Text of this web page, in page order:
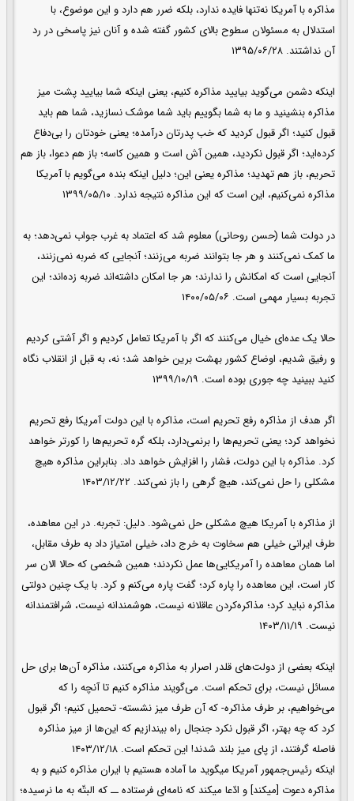
مذاکره با آمریکا نه‌تنها فایده ندارد، بلکه ضرر هم دارد و این موضوع، با
استدلال به مسئولان سطوح بالای کشور گفته شده و آنان نیز پاسخی در رد
آن نداشتند. ۱۳۹۵/۰۶/۲۸
اینکه دشمن می‌گوید بیایید مذاکره کنیم، یعنی اینکه شما بیایید پشت میز
مذاکره بنشینید و ما به شما بگوییم باید شما موشک نسازید، شما هم باید
قبول کنید؛ اگر قبول کردید که خب پدرتان درآمده؛ یعنی خودتان را بی‌دفاع
کرده‌اید؛ اگر قبول نکردید، همین آش است و همین کاسه؛ باز هم دعوا، باز هم
تحریم، باز هم تهدید؛ مذاکره یعنی این؛ دلیل اینکه بنده می‌گویم با آمریکا
مذاکره نمی‌کنیم، این است که این مذاکره نتیجه ندارد. ۱۳۹۹/۰۵/۱۰
در دولت شما (حسن روحانی) معلوم شد که اعتماد به غرب جواب نمی‌دهد؛ به
ما کمک نمی‌کنند و هر جا بتوانند ضربه می‌زنند؛ آنجایی که ضربه نمی‌زنند،
آنجایی است که امکانش را ندارند؛ هر جا امکان داشته‌اند ضربه زده‌اند؛ این
تجربه‌ بسیار مهمی است. ۱۴۰۰/۰۵/۰۶
حالا یک عده‌ای خیال می‌کنند که اگر با آمریکا تعامل کردیم و اگر آشتی کردیم
و رفیق شدیم، اوضاع کشور بهشت برین خواهد شد؛ نه، به قبل از انقلاب نگاه
کنید ببینید چه جوری بوده است. ۱۳۹۹/۱۰/۱۹
اگر هدف از مذاکره رفع تحریم است، مذاکره‌ با این دولت آمریکا رفع تحریم
نخواهد کرد؛ یعنی تحریم‌ها را برنمی‌دارد، بلکه گره تحریم‌ها را کورتر خواهد
کرد. مذاکره‌ با این دولت، فشار را افزایش خواهد داد. بنابراین مذاکره هیچ
مشکلی را حل نمی‌کند، هیچ گرهی را باز نمی‌کند. ۱۴۰۳/۱۲/۲۲
از مذاکره‌ با آمریکا هیچ مشکلی حل نمی‌شود. دلیل: تجربه. در این معاهده،
طرف ایرانی خیلی هم سخاوت به خرج داد، خیلی امتیاز داد به طرف مقابل،
اما همان معاهده را آمریکایی‌ها عمل نکردند؛ همین شخصی که حالا الان سر
کار است، این معاهده را پاره کرد؛ گفت پاره می‌کنم و کرد. با یک چنین دولتی
مذاکره نباید کرد؛ مذاکره‌کردن عاقلانه نیست، هوشمندانه نیست، شرافتمندانه
نیست. ۱۴۰۳/۱۱/۱۹
اینکه بعضی از دولت‌های قلدر اصرار به مذاکره می‌کنند، مذاکره‌ آن‌ها برای حل
مسائل نیست، برای تحکم است. می‌گویند مذاکره کنیم تا آنچه را که
می‌خواهیم، بر طرف مذاکره- که آن طرف میز نشسته- تحمیل کنیم؛ اگر قبول
کرد که چه بهتر، اگر قبول نکرد جنجال راه بیندازیم که این‌ها از میز مذاکره
فاصله گرفتند، از پای میز بلند شدند! این تحکم است. ۱۴۰۳/۱۲/۱۸
اینکه رئیس‌جمهور آمریکا میگوید ما آماده هستیم با ایران مذاکره کنیم و به
مذاکره دعوت [میکند] و ادّعا میکند که نامه‌ای فرستاده ــ که البتّه به ما نرسیده؛